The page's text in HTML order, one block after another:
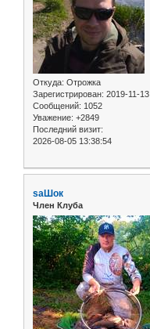
Откуда: Отрожка
Зарегистрирован: 2019-11-13
Сообщений: 1052
Уважение: +2849
Последний визит:
2026-08-05 13:38:54
saШок
Член Клуба